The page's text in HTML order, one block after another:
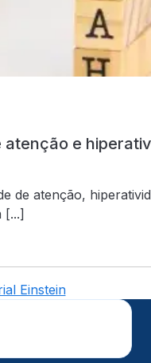
e
de atenção,
[...]
Einstein